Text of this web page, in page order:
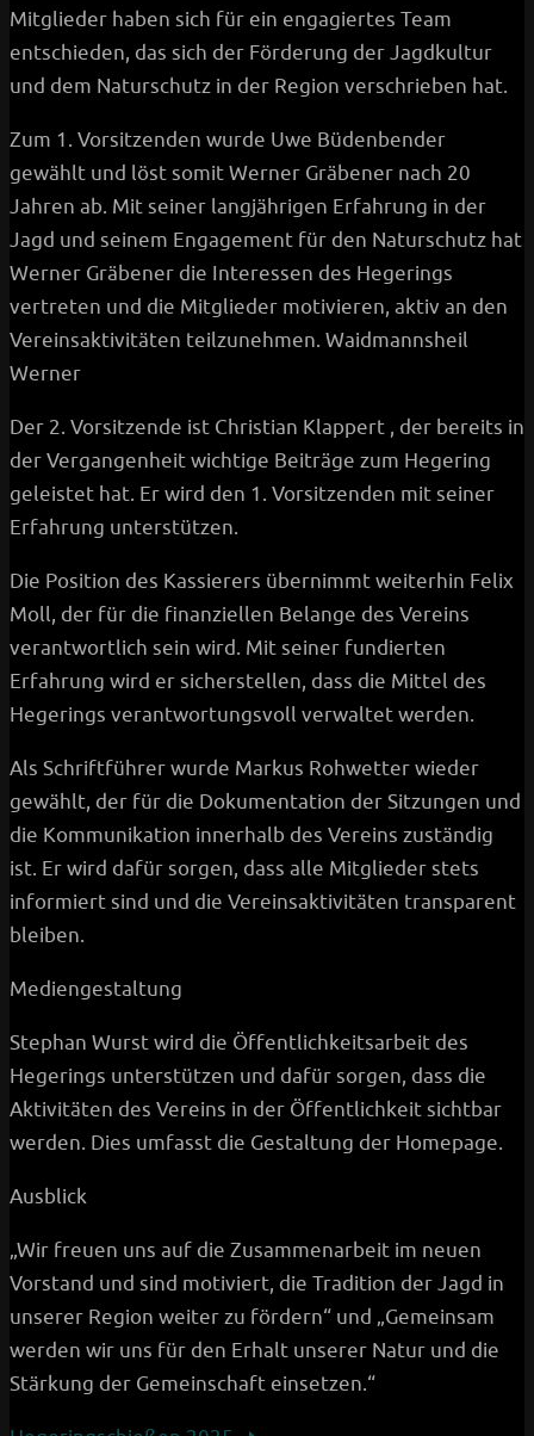
Mitglieder haben sich für ein engagiertes Team
entschieden, das sich der Förderung der Jagdkultur
und dem Naturschutz in der Region verschrieben hat.
:
Herzlichen
Willkommen
beim
Hegering
Netphen!
Zum 1. Vorsitzenden wurde Uwe Büdenbender
gewählt und löst somit Werner Gräbener nach 20
Jahren ab. Mit seiner langjährigen Erfahrung in der
Jagd und seinem Engagement für den Naturschutz hat
Werner Gräbener die Interessen des Hegerings
vertreten und die Mitglieder motivieren, aktiv an den
Vereinsaktivitäten teilzunehmen. Waidmannsheil
Werner
Der 2. Vorsitzende ist Christian Klappert , der bereits in
der Vergangenheit wichtige Beiträge zum Hegering
geleistet hat. Er wird den 1. Vorsitzenden mit seiner
Erfahrung unterstützen.
Die Position des Kassierers übernimmt weiterhin Felix
Moll, der für die finanziellen Belange des Vereins
verantwortlich sein wird. Mit seiner fundierten
Erfahrung wird er sicherstellen, dass die Mittel des
Hegerings verantwortungsvoll verwaltet werden.
Als Schriftführer wurde Markus Rohwetter wieder
gewählt, der für die Dokumentation der Sitzungen und
die Kommunikation innerhalb des Vereins zuständig
ist. Er wird dafür sorgen, dass alle Mitglieder stets
informiert sind und die Vereinsaktivitäten transparent
bleiben.
Mediengestaltung
Stephan Wurst wird die Öffentlichkeitsarbeit des
Hegerings unterstützen und dafür sorgen, dass die
Aktivitäten des Vereins in der Öffentlichkeit sichtbar
werden. Dies umfasst die Gestaltung der Homepage.
Ausblick
„Wir freuen uns auf die Zusammenarbeit im neuen
Vorstand und sind motiviert, die Tradition der Jagd in
unserer Region weiter zu fördern“ und „Gemeinsam
werden wir uns für den Erhalt unserer Natur und die
Stärkung der Gemeinschaft einsetzen.“